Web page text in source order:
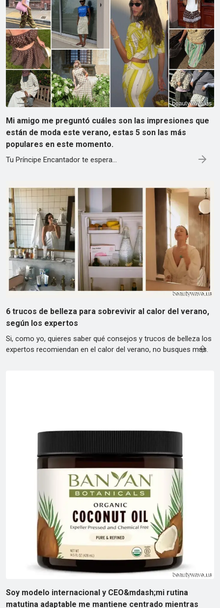
Mi amigo me preguntó cuáles son las impresiones que
están de moda este verano, estas 5 son las más
populares en este momento.
Tu Príncipe Encantador te espera...
6 trucos de belleza para sobrevivir al calor del verano,
según los expertos
Si, como yo, quieres saber qué consejos y trucos de belleza los
expertos recomiendan en el calor del verano, no busques más.
Soy modelo internacional y CEO&mdash;mi rutina
matutina adaptable me mantiene centrado mientras